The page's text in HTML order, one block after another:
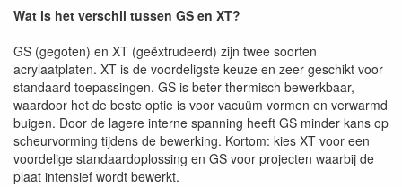
Wat is het verschil tussen GS en XT?
GS (gegoten) en XT (geëxtrudeerd) zijn twee soorten
acrylaatplaten. XT is de voordeligste keuze en zeer geschikt voor
standaard toepassingen. GS is beter thermisch bewerkbaar,
waardoor het de beste optie is voor vacuüm vormen en verwarmd
buigen. Door de lagere interne spanning heeft GS minder kans op
scheurvorming tijdens de bewerking. Kortom: kies XT voor een
voordelige standaardoplossing en GS voor projecten waarbij de
plaat intensief wordt bewerkt.